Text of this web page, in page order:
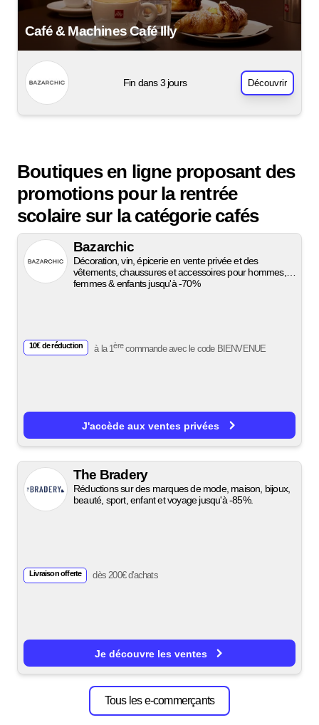
Café & Machines Café Illy
Fin dans 3 jours Découvrir
Boutiques en ligne proposant des
promotions pour la rentrée
scolaire sur la catégorie cafés
Bazarchic
Décoration, vin, épicerie en vente privée et des
vêtements, chaussures et accessoires pour hommes,
femmes & enfants jusqu'à -70%
10€ de réduction à la 1èrecommande avec le code BIENVENUE
J'accède aux ventes privées
The Bradery
Réductions sur des marques de mode, maison, bijoux,
beauté, sport, enfant et voyage jusqu'à -85%.
Livraison offerte dès 200€ d'achats
Je découvre les ventes
Tous les e-commerçants